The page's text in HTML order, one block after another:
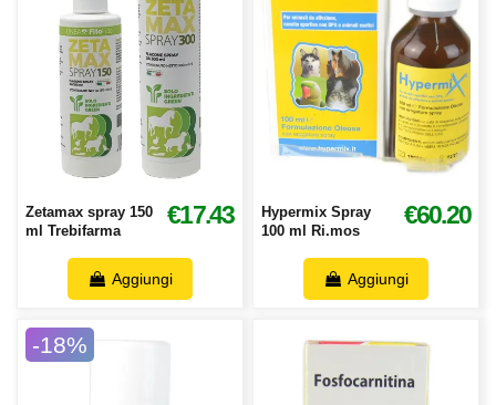
Zetamax spray 150
ml Trebifarma
€17.43
Aggiungi
Hypermix Spray
100 ml Ri.mos
€60.20
Aggiungi
-18%